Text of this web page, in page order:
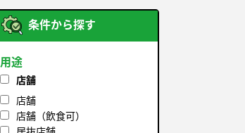
条件から探す
用途
店舗
店舗
店舗（飲食可）